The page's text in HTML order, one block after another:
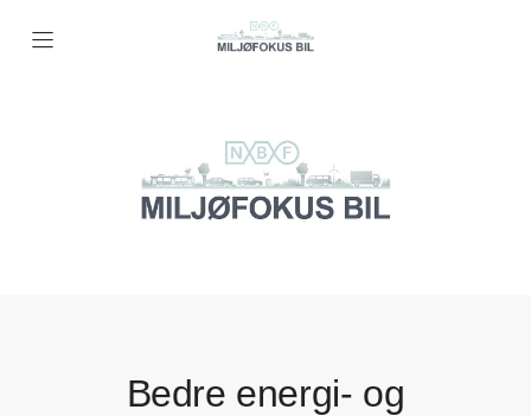
Nyttige verktøyBedre energi- og